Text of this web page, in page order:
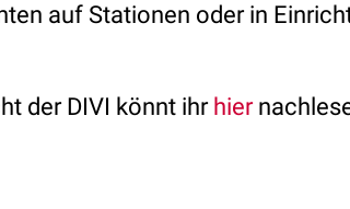
auf Stationen oder in
der DIVI könnt ihr hier